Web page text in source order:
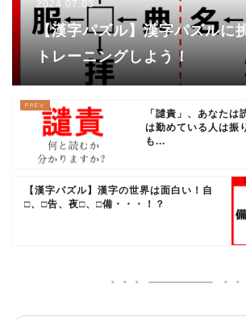
2024.07.03
【漢字パズル】漢字パズルに
トレーニングしよう！
「譴責」、あなたは
は勤めている人は振
も...
【漢字パズル】漢字の世界は面白い！自
□、□告、夜□、□備・・・！？